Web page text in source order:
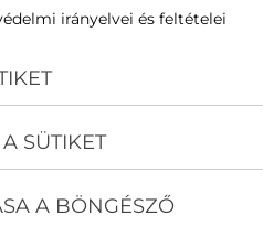
irányelvei és feltételei
SÜTIKET
A BÖNGÉSZŐ